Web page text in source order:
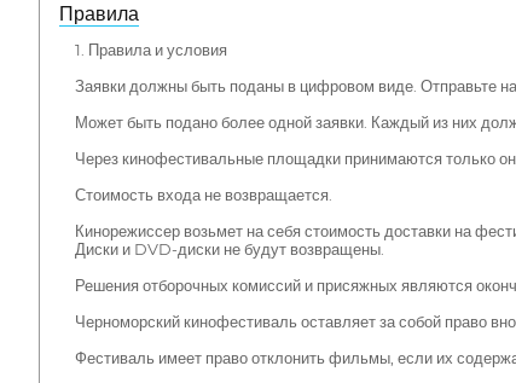
Правила
1. Правила и условия
Заявки должны быть поданы в цифровом виде. Отправьте
Может быть подано более одной заявки. Каждый из них
Через кинофестивальные площадки принимаются только
Стоимость входа не возвращается.
Кинорежиссер возьмет на себя стоимость доставки на
Диски и DVD-диски не будут возвращены.
Решения отборочных комиссий и присяжных являются
Черноморский кинофестиваль оставляет за собой право
Фестиваль имеет право отклонить фильмы, если их